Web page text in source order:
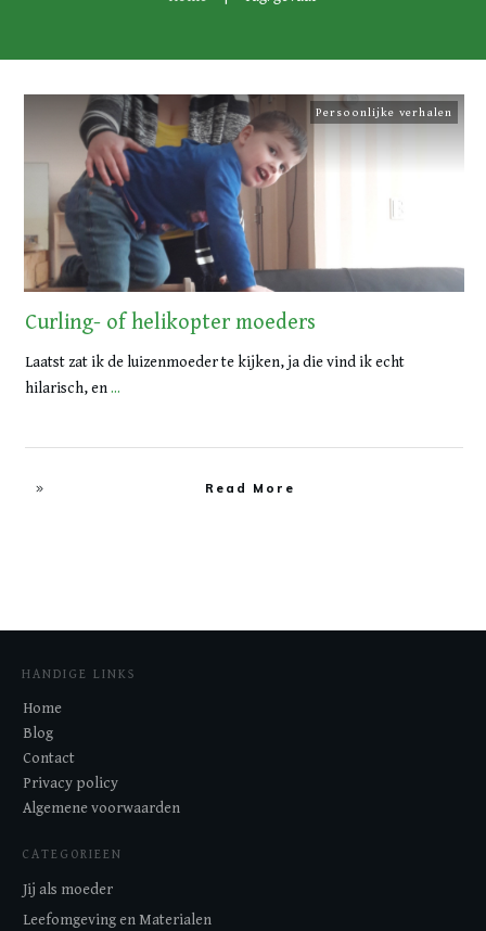
Persoonlijke verhalen
Curling- of helikopter moeders
Laatst zat ik de luizenmoeder te kijken, ja die vind ik echt
hilarisch, en...
Read More
HANDIGE LINKS
Home
Blog
Contact
Privacy policy
Algemene voorwaarden
CATEGORIEEN
Jij als moeder
Leefomgeving en Materialen